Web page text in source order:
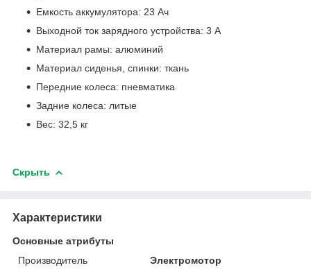
Емкость аккумулятора: 23 Ач
Выходной ток зарядного устройства: 3 А
Материал рамы: алюминий
Материал сиденья, спинки: ткань
Передние колеса: пневматика
Задние колеса: литые
Вес: 32,5 кг
Скрыть
Характеристики
Основные атрибуты
Производитель
Электромотор